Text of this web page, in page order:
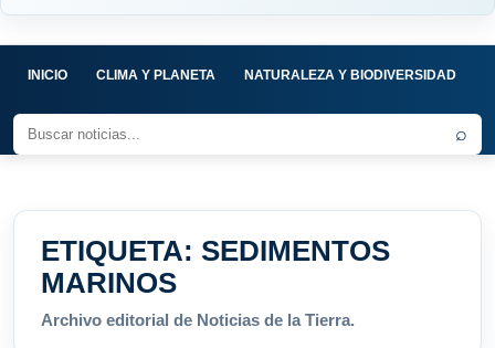
INICIO CLIMA Y PLANETA NATURALEZA Y BIODIVERSIDAD
⌕
ETIQUETA: SEDIMENTOS
MARINOS
Archivo editorial de Noticias de la Tierra.